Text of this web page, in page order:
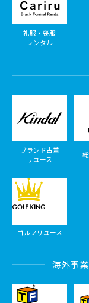
礼服・喪服
レンタル
ブランド古着
リユース
ゴルフリユース
海外事業